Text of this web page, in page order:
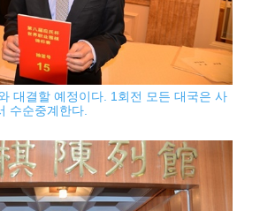
대결할 예정이다. 1회전 모든 대국은 사
수순중계한다.